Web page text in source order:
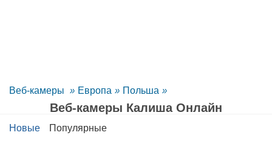
Веб-камеры » Европа » Польша »
Веб-камеры Калиша Oнлайн
Новые Популярные